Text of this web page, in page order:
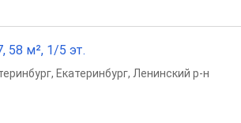
58 м², 1/5 эт.
, Екатеринбург, Ленинский р-н